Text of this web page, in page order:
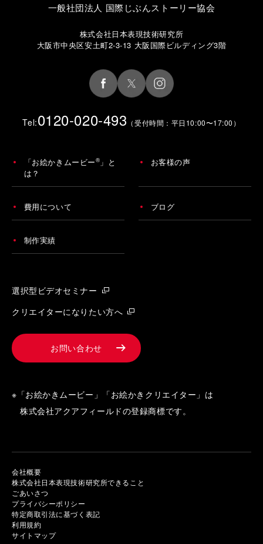
一般社団法人 国際じぶんストーリー協会
株式会社日本表現技術研究所
大阪市中央区安土町2-3-13 大阪国際ビルディング3階
Tel:0120-020-493 （受付時間：平日10:00〜17:00）
「お絵かきムービー® 」と
は？
お客様の声
費用について ブログ
制作実績
選択型ビデオセミナー
クリエイターになりたい方へ
お問い合わせ
※「お絵かきムービー」「お絵かきクリエイター」は
株式会社アクアフィールドの登録商標です。
会社概要
株式会社日本表現技術研究所できること
ごあいさつ
プライバシーポリシー
特定商取引法に基づく表記
利用規約
サイトマップ